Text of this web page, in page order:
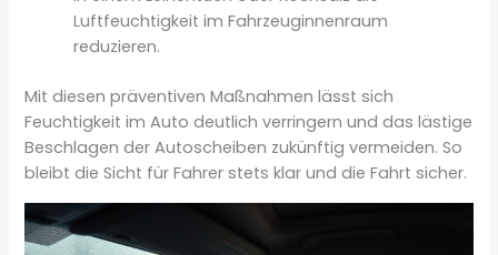
Luftfeuchtigkeit im Fahrzeuginnenraum
reduzieren.
Mit diesen präventiven Maßnahmen lässt sich
Feuchtigkeit im Auto deutlich verringern und das lästige
Beschlagen der Autoscheiben zukünftig vermeiden. So
bleibt die Sicht für Fahrer stets klar und die Fahrt sicher.